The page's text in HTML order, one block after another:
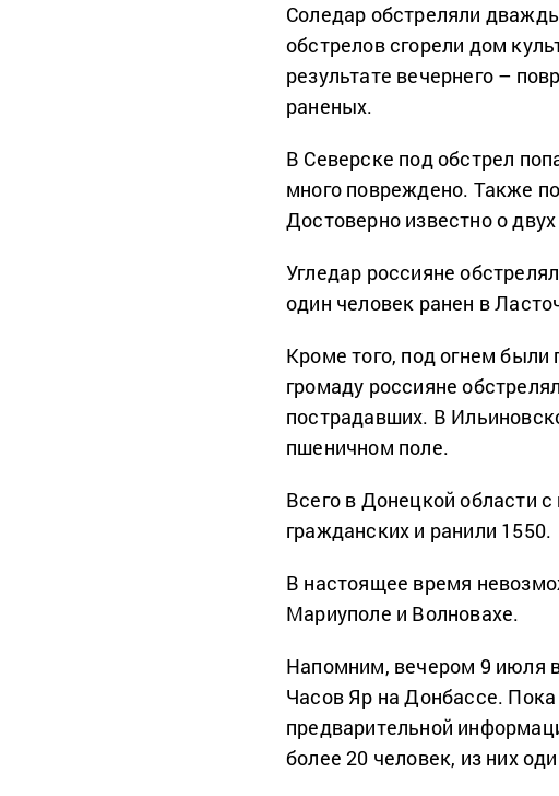
Соледар обстреляли
обстрелов сгорели дом
результате вечернего –
раненых.
В Северске под обстрел
много повреждено. Также
Достоверно известно о
Угледар россияне
один человек ранен в
Кроме того, под огнем
громаду россияне
пострадавших. В
пшеничном поле.
Всего в Донецкой области
гражданских и ранили 1550.
В настоящее время
Мариуполе и Волновахе.
Напомним, вечером 9 июля
Часов Яр на Донбассе. Пока
предварительной
более 20 человек, из них